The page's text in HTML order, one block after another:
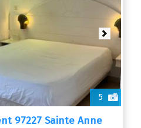
5
Next
97227 Sainte Anne